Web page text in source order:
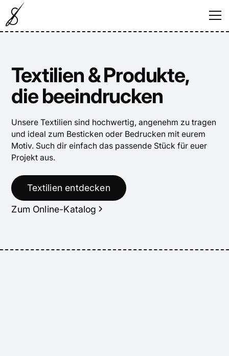
Textilien & Produkte,
die beeindrucken
Unsere Textilien sind hochwertig, angenehm zu tragen
und ideal zum Besticken oder Bedrucken mit eurem
Motiv. Such dir einfach das passende Stück für euer
Projekt aus.
Textilien entdecken
Zum Online-Katalog